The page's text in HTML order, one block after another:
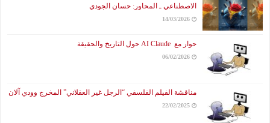
الاصطناعي ـ المحاور: حسان الجودي
14/03/2026
حوار مع AI Claude حول التاريخ والحقيقة
06/02/2026
مناقشة الفيلم الفلسفي “الرجل غير العقلاني” المخرج وودي آلان
22/02/2025